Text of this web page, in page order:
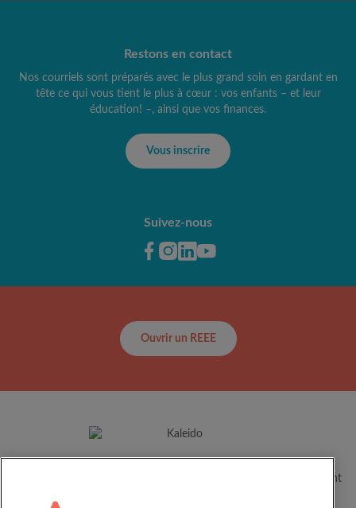
Restons en contact
Nos courriels sont préparés avec le plus grand soin en gardant en
tête ce qui vous tient le plus à cœur : vos enfants – et leur
éducation! –, ainsi que vos finances.
Vous inscrire
Suivez-nous
Ouvrir un REEE
concrétiser le plein potentiel de leurs enfants en les accompagnant